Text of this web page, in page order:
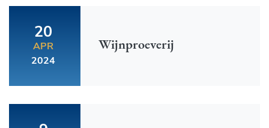
20
APR
2024
Wijnproeverij